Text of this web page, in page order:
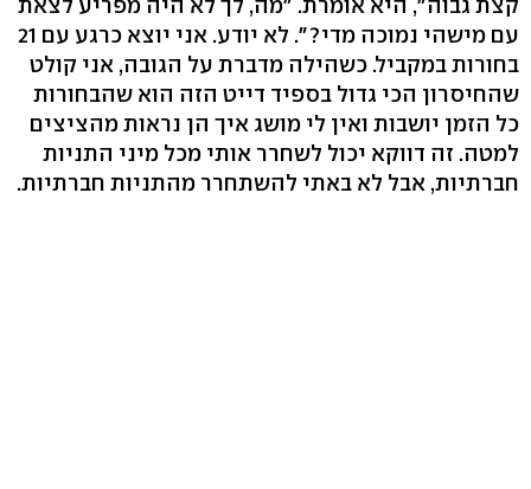
עם מישהי נמוכה מדי?". לא יודע. אני יוצא כרגע עם 21
בחורות במקביל. כשהילה מדברת על הגובה, אני קולט
שהחיסרון הכי גדול בספיד דייט הזה הוא שהבחורות
כל הזמן יושבות ואין לי מושג איך הן נראות מהציצים
למטה. זה דווקא יכול לשחרר אותי מכל מיני התניות
חברתיות, אבל לא באתי להשתחרר מהתניות חברתיות.